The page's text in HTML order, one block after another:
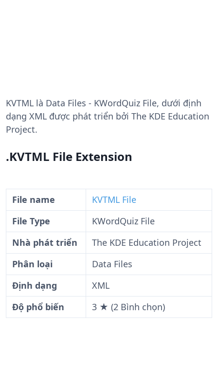
KVTML là Data Files - KWordQuiz File, dưới định
dạng XML được phát triển bởi The KDE Education
Project.
.KVTML File Extension
File name
KVTML File
File Type
KWordQuiz File
Nhà phát triển
The KDE Education Project
Phân loại
Data Files
Định dạng
XML
Độ phổ biến
3 ★ (2 Bình chọn)